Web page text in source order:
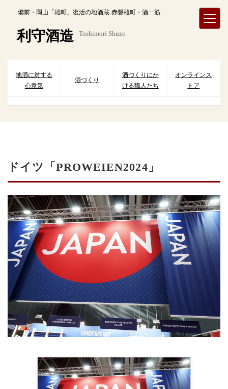
備前・岡山「雄町」復活の地酒蔵-赤磐雄町・酒一筋-
利守酒造 Toshimori Shuzo
地酒に対する
心意気
酒づくり
酒づくりにか
ける職人たち
オンラインス
トア
ドイツ「PROWEIEN2024」